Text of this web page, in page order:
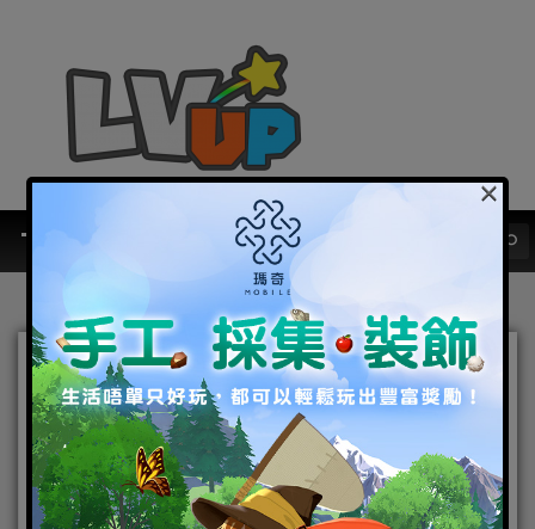
自由展示穿搭！《奇迹暖
暖》新系統「遊光長廊」登
場
2018-04-18|Android,IOS,手機遊戲 焦點新聞 奇迹暖暖
×